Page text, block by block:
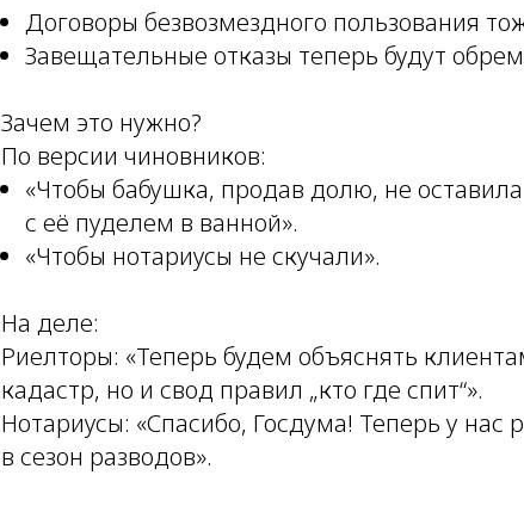
Договоры безвозмездного пользования
Завещательные отказы теперь будут
Зачем это нужно?
По версии чиновников:
«Чтобы бабушка, продав долю, не
с её пуделем в ванной».
«Чтобы нотариусы не скучали».
На деле:
Риелторы: «Теперь будем объяснять
кадастр, но и свод правил „кто где спит“».
Нотариусы: «Спасибо, Госдума! Теперь у нас
в сезон разводов».